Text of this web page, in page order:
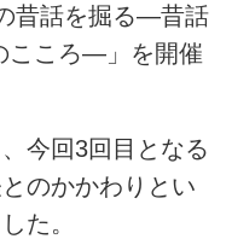
昔話を掘る―昔話
こころ―」を開催
今回3回目となる
のかかわりとい
た。